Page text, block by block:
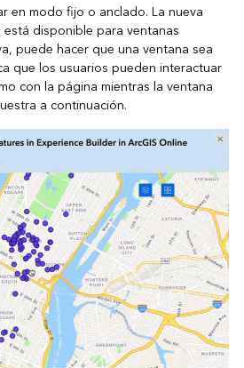
en modo fijo o anclado. La nueva
disponible para ventanas
puede hacer que una ventana sea
que los usuarios pueden interactuar
con la página mientras la ventana
a continuación.